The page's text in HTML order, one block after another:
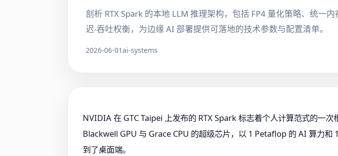
剖析 RTX Spark 的本地 LLM 推理架构，包括 FP4 量化策略、统一
迟-吞吐权衡，为边缘 AI 部署提供可落地的技术参数与配置清单。
2026-06-01ai-systems
NVIDIA 在 GTC Taipei 上发布的 RTX Spark 标志着个人计算范式的
Blackwell GPU 与 Grace CPU 的超级芯片，以 1 Petaflop 的 AI 算力
到了桌面端。